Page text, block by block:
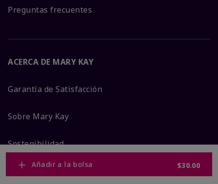
Añadir a la bolsa $30.00
Preguntas frecuentes
ACERCA DE MARY KAY
Garantía de Satisfacción
Sobre Mary Kay
Sostenibilidad
Promesa De Producto